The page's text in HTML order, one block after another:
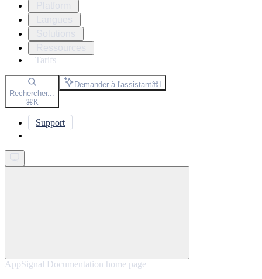
Tarifs
Rechercher...
⌘K
Demander à l'assistant⌘I
Support
AppSignal Documentation home page